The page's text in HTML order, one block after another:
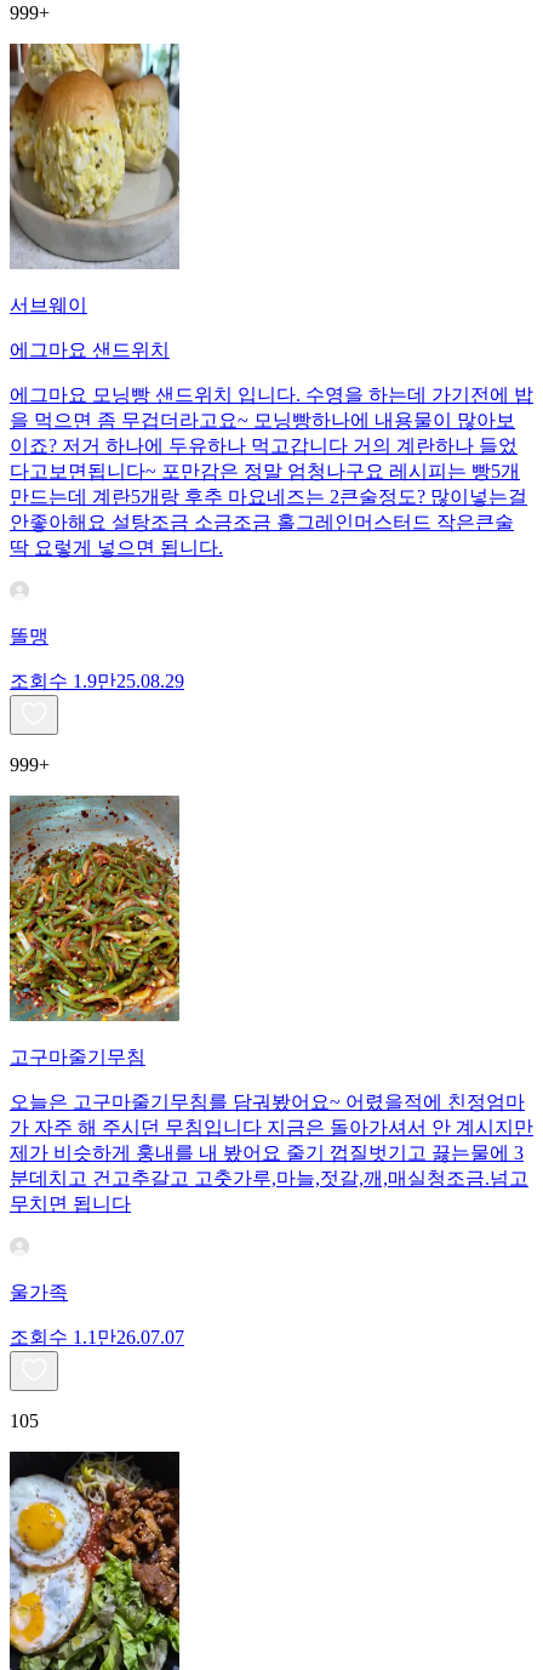
999+
서브웨이
에그마요 샌드위치
에그마요 모닝빵 샌드위치 입니다. 수영을 하는데 가기전에 밥
을 먹으면 좀 무겁더라고요~ 모닝빵하나에 내용물이 많아보
이죠? 저거 하나에 두유하나 먹고갑니다 거의 계란하나 들었
다고보면됩니다~ 포만감은 정말 엄청나구요 레시피는 빵5개
만드는데 계란5개랑 후추 마요네즈는 2큰술정도? 많이넣는걸
안좋아해요 설탕조금 소금조금 홀그레인머스터드 작은큰술
딱 요렇게 넣으면 됩니다.
똘맹
조회수 1.9만25.08.29
999+
고구마줄기무침
오늘은 고구마줄기무침를 담궈봤어요~ 어렸을적에 친정엄마
가 자주 해 주시던 무침입니다 지금은 돌아가셔서 안 계시지만
제가 비슷하게 훙내를 내 봤어요 줄기 껍질벗기고 끓는물에 3
분데치고 건고추갈고 고춧가루,마늘,젓갈,깨,매실청조금.넘고
무치면 됩니다
울가족
조회수 1.1만26.07.07
105